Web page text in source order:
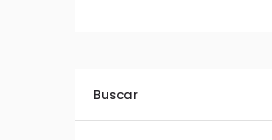
Buscar